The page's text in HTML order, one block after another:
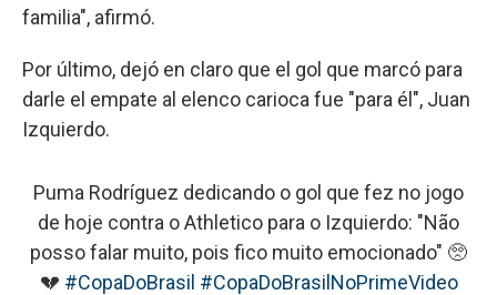
familia", afirmó.
Por último, dejó en claro que el gol que marcó para
darle el empate al elenco carioca fue "para él", Juan
Izquierdo.
Puma Rodríguez dedicando o gol que fez no jogo
de hoje contra o Athletico para o Izquierdo: "Não
posso falar muito, pois fico muito emocionado" 🥺
💔 #CopaDoBrasil #CopaDoBrasilNoPrimeVideo